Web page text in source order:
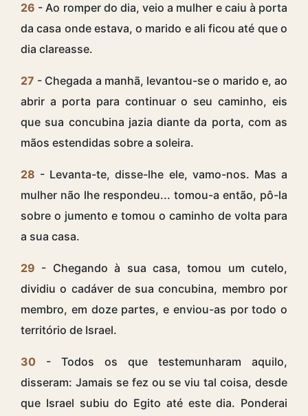
26 - Ao romper do dia, veio a mulher e caiu à porta
da casa onde estava, o marido e ali ficou até que o
dia clareasse.
27 - Chegada a manhã, levantou-se o marido e, ao
abrir a porta para continuar o seu caminho, eis
que sua concubina jazia diante da porta, com as
mãos estendidas sobre a soleira.
28 - Levanta-te, disse-lhe ele, vamo-nos. Mas a
mulher não lhe respondeu... tomou-a então, pô-la
sobre o jumento e tomou o caminho de volta para
a sua casa.
29 - Chegando à sua casa, tomou um cutelo,
dividiu o cadáver de sua concubina, membro por
membro, em doze partes, e enviou-as por todo o
território de Israel.
30 - Todos os que testemunharam aquilo,
disseram: Jamais se fez ou se viu tal coisa, desde
que Israel subiu do Egito até este dia. Ponderai